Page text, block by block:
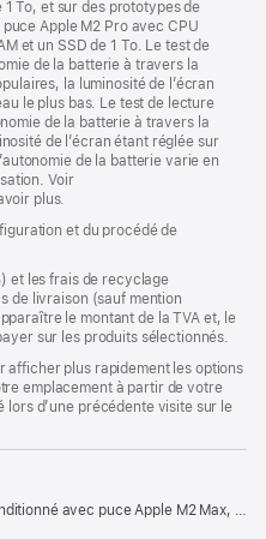
To, et sur des prototypes de
Apple M2 Pro avec CPU
et un SSD de 1 To. Le test de
de la batterie à travers la
la luminosité de l’écran
le plus bas. Le test de lecture
de la batterie à travers la
de l’écran étant réglée sur
de la batterie varie en
Voir
plus.
et du procédé de
et les frais de recyclage
de livraison (sauf mention
le montant de la TVA et, le
sur les produits sélectionnés.
afficher plus rapidement les options
emplacement à partir de votre
lors d’une précédente visite sur le
M2 Max, CPU 12 cœurs et GPU 38 cœurs - Argent